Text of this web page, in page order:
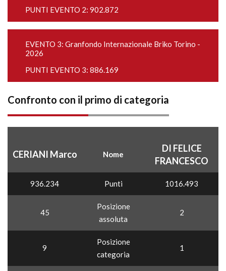
PUNTI EVENTO 2: 902.872
EVENTO 3: Granfondo Internazionale Briko Torino -
2026
PUNTI EVENTO 3: 886.169
Confronto con il primo di categoria
CERIANI Marco Nome
DI FELICE
FRANCESCO
936.234 Punti 1016.493
45
Posizione
assoluta
2
9
Posizione
categoria
1